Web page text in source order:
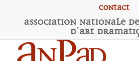
Contact
Association Nationale
d'Art D